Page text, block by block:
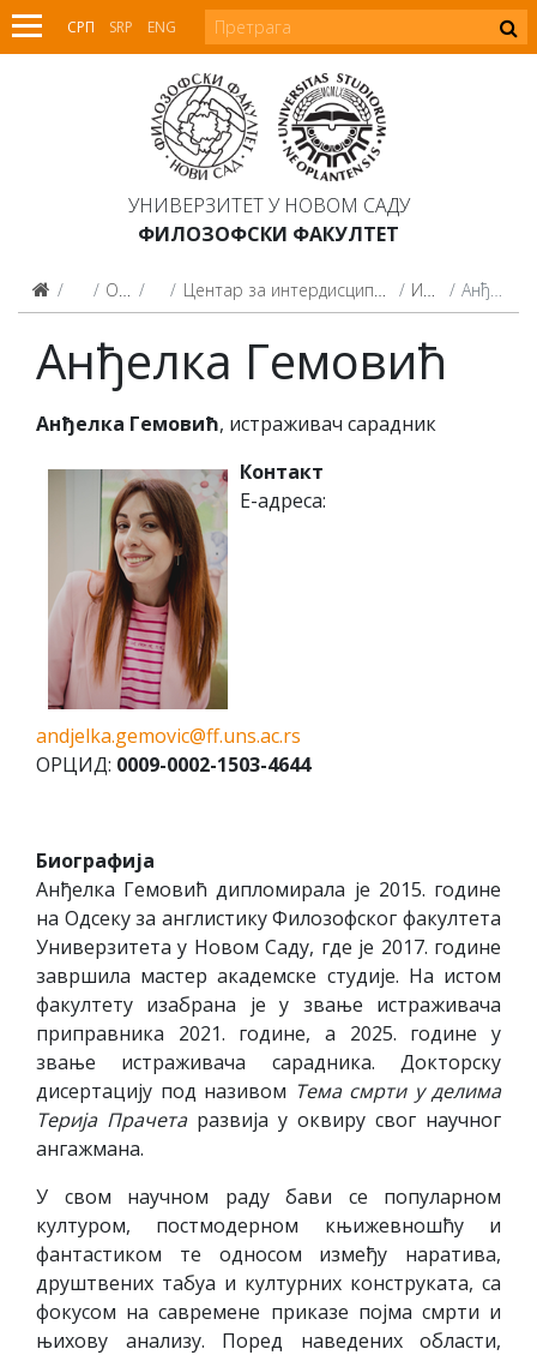
СРП SRP ENG
УНИВЕРЗИТЕТ У НОВОМ САДУ
ФИЛОЗОФСКИ ФАКУЛТЕТ
Факултет
О Факултету Центри
Центар за интердисциплинарна истраживања и развој истраживача Истраживачи Анђелка Гемовић
Анђелка Гемовић
Анђелка Гемовић, истраживач сарадник
Контакт
Е-адреса:
andjelka.gemovic@ff.uns.ac.rs
ОРЦИД: 0009-0002-1503-4644
Биографија
Анђелка Гемовић дипломирала је 2015. године
на Одсеку за англистику Филозофског факултета
Универзитета у Новом Саду, где је 2017. године
завршила мастер академске студије. На истом
факултету изабрана је у звање истраживача
приправника 2021. године, а 2025. године у
звање истраживача сарадника. Докторску
дисертацију под називом Тема смрти у делима
Терија Прачетаразвија у оквиру свог научног
ангажмана.
У свом научном раду бави се популарном
културом, постмодерном књижевношћу и
фантастиком те односом између наратива,
друштвених табуа и културних конструката, са
фокусом на савремене приказе појма смрти и
њихову анализу. Поред наведених области,